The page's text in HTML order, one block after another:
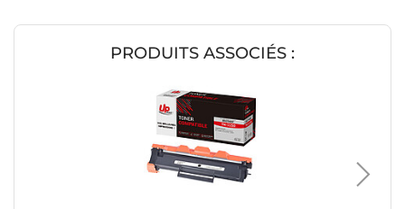
PRODUITS ASSOCIÉS :